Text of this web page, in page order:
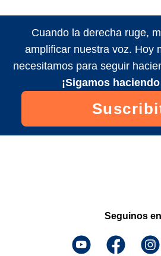
Cuando la derecha ruge,
amplificar nuestra voz. Hoy
necesitamos para seguir
¡Sigamos
Seguinos en